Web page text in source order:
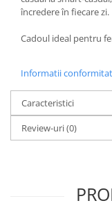
încredere în fiecare zi.
Cadoul ideal pentru
Informatii
Caracteristici
Review-uri(0)